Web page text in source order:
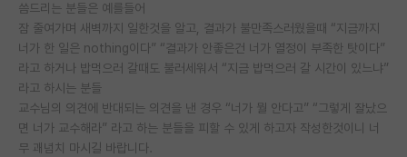
씀드리는 분들은 예를들어
잠 줄여가며 새벽까지 일한것을 알고, 결과가 불만족스러웠을때 “지금까지
너가 한 일은 nothing이다” “결과가 안좋은건 너가 열정이 부족한 탓이다”
라고 하거나 밥먹으러 갈때도 불러세워서 “지금 밥먹으러 갈 시간이 있느냐”
라고 하시는 분들
교수님의 의견에 반대되는 의견을 낸 경우 “너가 뭘 안다고” “그렇게 잘났으
면 너가 교수해라” 라고 하는 분들을 피할 수 있게 하고자 작성한것이니 너
무 괘념치 마시길 바랍니다.